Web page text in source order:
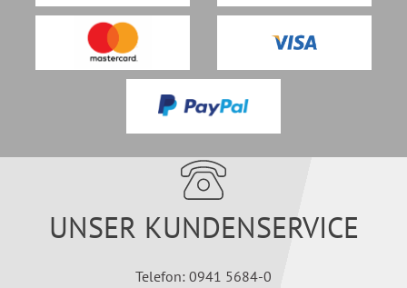
UNSER KUNDENSERVICE
Telefon: 0941 5684-0